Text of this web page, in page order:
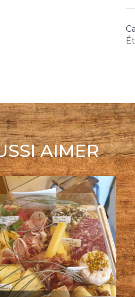
AIMER